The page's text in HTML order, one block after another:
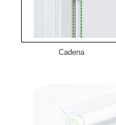
Cadena